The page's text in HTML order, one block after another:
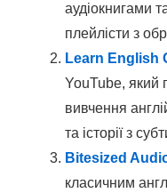
аудіокнигами
плейлісти з
Learn English
YouTube, який
вивчення
та історії з
Bitesized
класичним